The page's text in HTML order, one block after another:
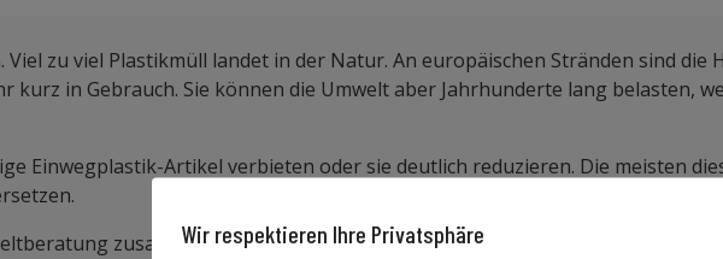
zu viel Plastikmüll landet in der Natur. An europäischen Stränden sind die
kurz in Gebrauch. Sie können die Umwelt aber Jahrhunderte lang belasten,
Einwegplastik-Artikel verbieten oder sie deutlich reduzieren. Die meisten
zusammengestellt hat:
Wir respektieren Ihre Privatsphäre